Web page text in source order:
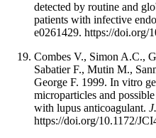
detected by routine and
patients with infective
e0261429. https://doi.org/
Combes V., Simon A.C.,
Sabatier F., Mutin M.,
George F. 1999. In vitro
microparticles and
with lupus anticoagulant.
https://doi.org/10.1172/